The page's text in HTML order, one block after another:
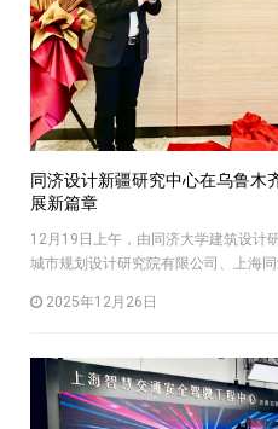
同济设计新疆研究中心在乌鲁木
展新篇章
12月19日上午，由同济大学建筑设计
城市规划设计研究院有限公司、上海同
2025年12月26日